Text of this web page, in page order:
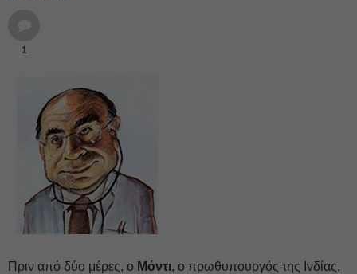
1
Πριν από δύο μέρες, ο Μόντι, ο πρωθυπουργός της Ινδίας,